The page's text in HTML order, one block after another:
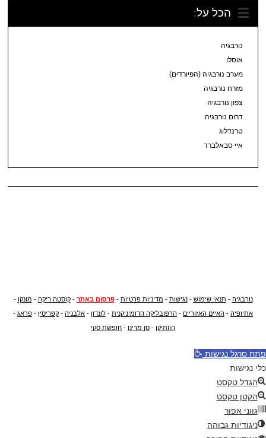
הכל על:
נורבגיה
אוסלו
מערב נורבגיה (הפיורדים)
מזרח נורבגיה
צפון נורבגיה
דרום נורבגיה
טרנדלוג
איי סבאלברד
נורבגיה - תנאי שימוש -נגישות - מדיניות פרטיות -פרסום באתר -קוסטה ריקה - מונקו -
אתיופיה - האיים האזוריים - הרפובליקה הדומיניקנית - לונדון - אלבניה - קפריסין - פראג -
הוותיקן - סן מרינו - חופשת סקי
פתח סרגל נגישות
כלי נגישות
הגדל טקסט
הקטן טקסט
גווני אפור
ניגודיות גבוהה